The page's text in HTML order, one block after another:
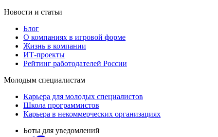
Новости и статьи
Блог
О компаниях в игровой форме
Жизнь в компании
ИТ-проекты
Рейтинг работодателей России
Молодым специалистам
Карьера для молодых специалистов
Школа программистов
Карьера в некоммерческих организациях
Боты для уведомлений